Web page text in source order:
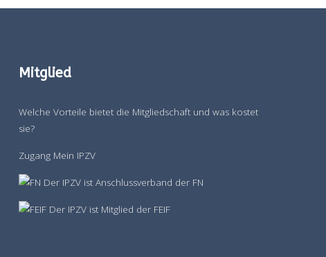
Mitglied
Welche Vorteile bietet die Mitgliedschaft und was kostet
sie?
Zugang Mein IPZV
Der IPZV ist Anschlussverband der FN
Der IPZV ist Mitglied der FEIF